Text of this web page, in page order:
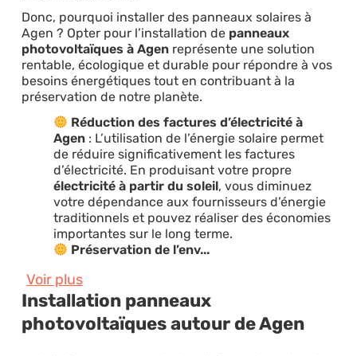
Donc, pourquoi installer des panneaux solaires à
Agen ? Opter pour l’installation de panneaux
photovoltaïques à Agenreprésente une solution
rentable, écologique et durable pour répondre à vos
besoins énergétiques tout en contribuant à la
préservation de notre planète.
Réduction des factures d’électricité à
Agen: L’utilisation de l’énergie solaire permet
de réduire significativement les factures
d’électricité. En produisant votre propre
électricité à partir du soleil, vous diminuez
votre dépendance aux fournisseurs d’énergie
traditionnels et pouvez réaliser des économies
importantes sur le long terme.
Préservation de l’env...
Voir plus
Installation panneaux
photovoltaïques autour de Agen